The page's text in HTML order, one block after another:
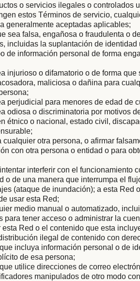
o servicios ilegales o controlados
estos Términos de servicio,
generalmente aceptadas aplicables;
sea falsa, engañosa o fraudulenta o
incluidas la suplantación de identidad
de información personal de forma
injurioso o difamatorio o de forma que
maliciosa o dañina para
perjudicial para menores de edad de
odiosa o discriminatoria por motivos
étnico o nacional, estado civil,
cualquier otra persona, o afirmar
con otra persona o entidad o para
interferir con el funcionamiento
o de una manera que interrumpa el
(ataque de inundación); a esta Red
usar esta Red;
medio manual o automatizado,
para tener acceso o administrar la
Red o el contenido que esta
ilegal de contenido con
incluya información personal o de
de esa persona;
utilice direcciones de correo
manipulados de otro modo